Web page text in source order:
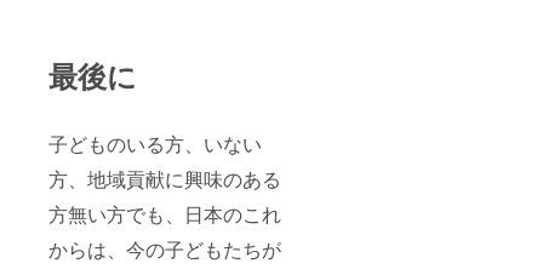
最後に
子どものいる方、いない
方、地域貢献に興味のある
方無い方でも、日本のこれ
からは、今の子どもたちが